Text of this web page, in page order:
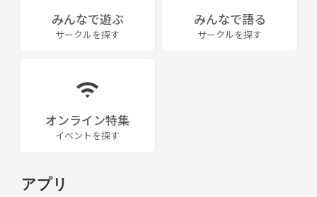
みんなで遊ぶ
サークルを探す
みんなで語る
サークルを探す
オンライン特集
イベントを探す
アプリ